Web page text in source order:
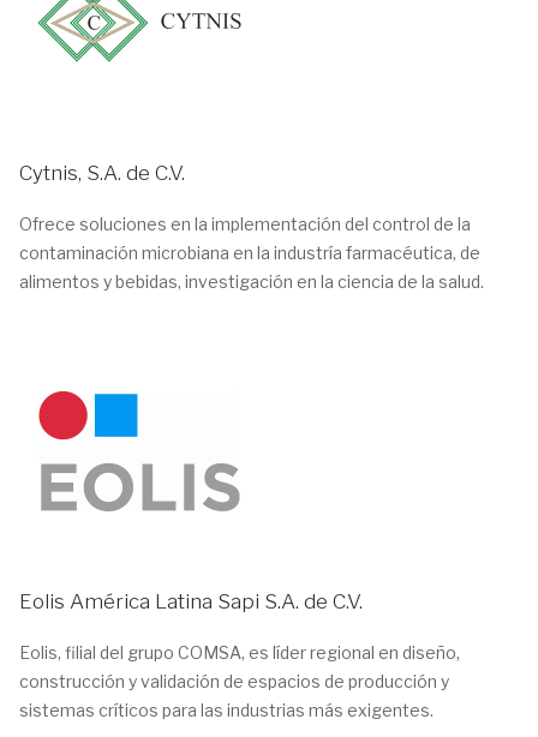
Cytnis, S.A. de C.V.
Ofrece soluciones en la implementación del control de la
contaminación microbiana en la industría farmacéutica, de
alimentos y bebidas, investigación en la ciencia de la salud.
Eolis América Latina Sapi S.A. de C.V.
Eolis, filial del grupo COMSA, es líder regional en diseño,
construcción y validación de espacios de producción y
sistemas críticos para las industrias más exigentes.